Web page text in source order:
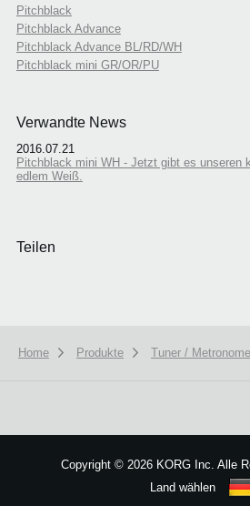
Pitchblack
Pitchblack Advance
Pitchblack Advance BL/RD/WH
Pitchblack mini GR/OR/PU
Verwandte News
2016.07.21
Pitchblack mini WH - Jetzt gibt es unseren
edlem Weiß.
Teilen
Home Produkte Tuner / Metronome
Copyright © 2026 KORG Inc. Alle
Land wählen